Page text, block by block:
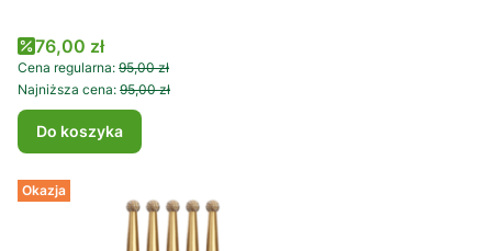
Cena promocyjna
76,00 zł
Cena regularna: 95,00 zł
Najniższa cena: 95,00 zł
Do koszyka
Okazja